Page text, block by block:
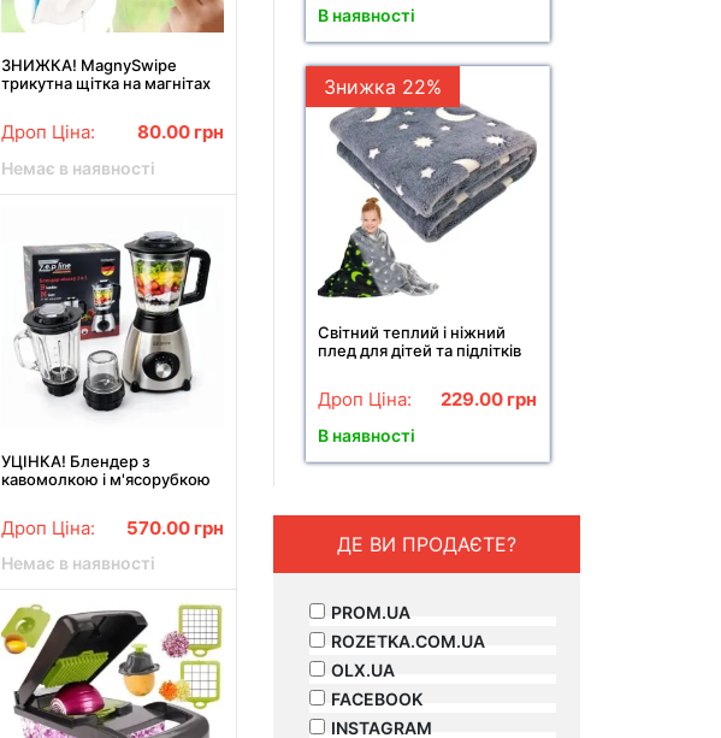
ЗНИЖКА! MagnySwipe
трикутна щітка на магнітах
Дроп Ціна: 80.00 грн
Немає в наявності
УЦІНКА! Блендер з
кавомолкою і м'ясорубкою
упаковка 3398)
Дроп Ціна: 570.00 грн
Немає в наявності
В наявності
Знижка 22%
Світний теплий і ніжний
плед для дітей та підлітків
Дроп Ціна: 229.00 грн
В наявності
ДЕ ВИ ПРОДАЄТЕ?
PROM.UA
ROZETKA.COM.UA
OLX.UA
FACEBOOK
INSTAGRAM